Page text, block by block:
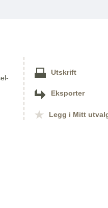
Utskrift
Eksporter
Legg i Mitt